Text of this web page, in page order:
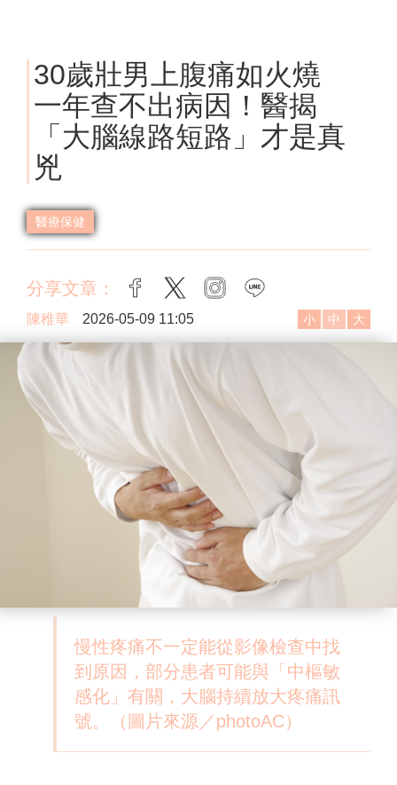
30歲壯男上腹痛如火燒
一年查不出病因！醫揭
「大腦線路短路」才是真
兇
醫療保健
分享文章： facebook
twitter instagram
陳稚華 2026-05-09 11:05 小 中 大
慢性疼痛不一定能從影像檢查中找
到原因，部分患者可能與「中樞敏
感化」有關，大腦持續放大疼痛訊
號。（圖片來源／photoAC）